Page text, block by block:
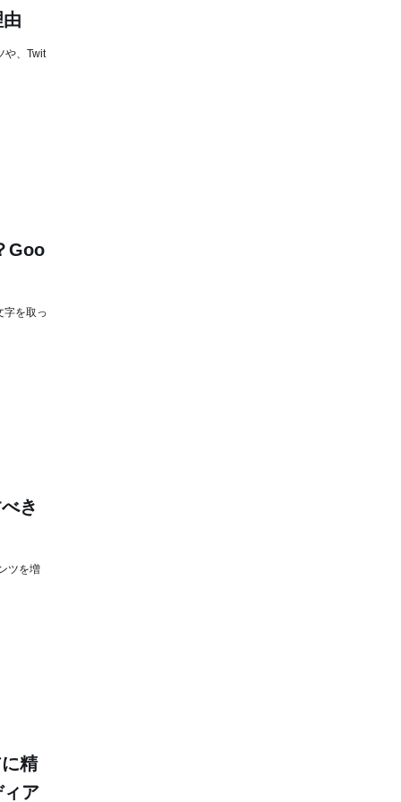
や、Twit
Goo
字を取っ
き
ツを増
精
ア